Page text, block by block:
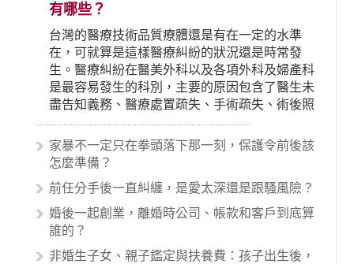
有哪些？
台灣的醫療技術品質療體還是有在一定的水準
在，可就算是這樣醫療糾紛的狀況還是時常發
生。醫療糾紛在醫美外科以及各項外科及婦產科
是最容易發生的科別，主要的原因包含了醫生未
盡告知義務、醫療處置疏失、手術疏失、術後照
顧失當、醫療費用的收取。雖然醫學進步，但醫
生與病患之間引起的糾紛還是經常發生。很多案
例中最後都走向訴訟流程，我們如果不幸遇到相
的內容其實非常多，有些案例…
家暴不一定只在拳頭落下那一刻，保護令前後該
怎麼準備？
前任分手後一直糾纏，是愛太深還是跟騷風險？
婚後一起創業，離婚時公司、帳款和客戶到底算
誰的？
非婚生子女、親子鑑定與扶養費：孩子出生後，